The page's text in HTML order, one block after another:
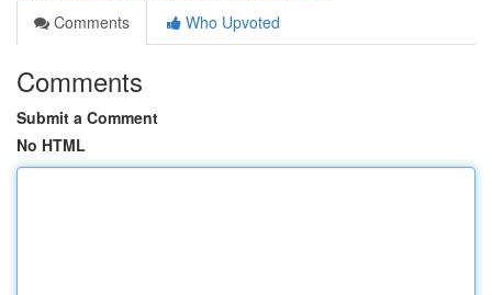
Comments
Who Upvoted
Comments
Submit a Comment
No HTML